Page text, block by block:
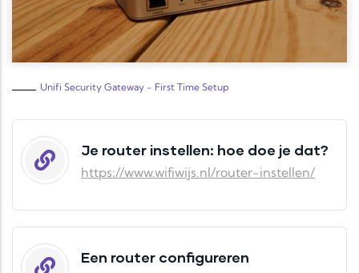
Unifi Security Gateway - First Time Setup
Je router instellen: hoe doe je dat?
https://www.wifiwijs.nl/router-instellen/
Een router configureren